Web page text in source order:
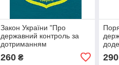
Закон України "Про
державний контроль за
дотриманням
законодавства про харчові
продукти"
260₴ 290